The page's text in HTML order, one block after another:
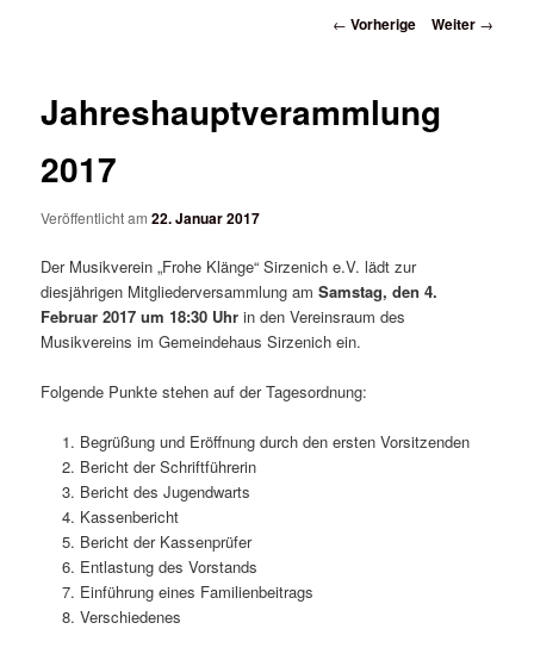
Beitrags-
← Vorherige Weiter →
Jahreshauptverammlung
2017
Veröffentlicht am22. Januar 2017
Der Musikverein „Frohe Klänge“ Sirzenich e.V. lädt zur
diesjährigen Mitgliederversammlung amSamstag, den 4.
Februar 2017 um 18:30 Uhr in den Vereinsraum des
Musikvereins im Gemeindehaus Sirzenich ein.
Folgende Punkte stehen auf der Tagesordnung:
Begrüßung und Eröffnung durch den ersten Vorsitzenden
Bericht der Schriftführerin
Bericht des Jugendwarts
Kassenbericht
Bericht der Kassenprüfer
Entlastung des Vorstands
Einführung eines Familienbeitrags
Verschiedenes